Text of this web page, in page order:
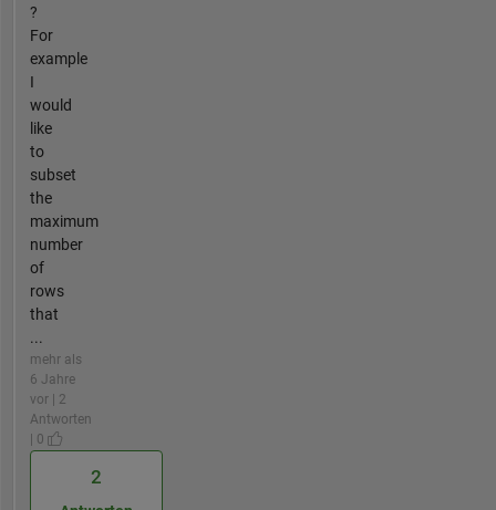
?
For
example
I
would
like
to
subset
the
maximum
number
of
rows
that
...
mehr als
6 Jahre
vor | 2
Antworten
| 0
2